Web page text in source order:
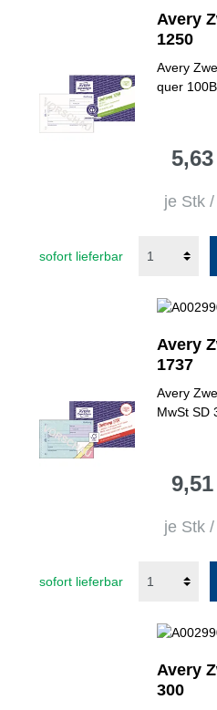
Avery
1250
Avery
quer
je Stk
sofort lieferbar
Avery
1737
Avery
MwSt SD
je Stk
sofort lieferbar
Avery
300